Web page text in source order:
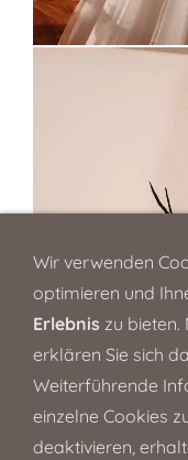
Wir verwenden
optimieren und
Erlebnis zu bieten.
erklären Sie sich
Weiterführende
einzelne Cookies
deaktivieren,